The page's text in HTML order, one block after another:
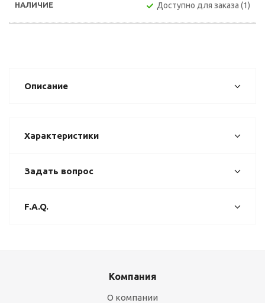
Доступно для заказа (1)
Описание
Характеристики
Задать вопрос
F.A.Q.
Компания
О компании